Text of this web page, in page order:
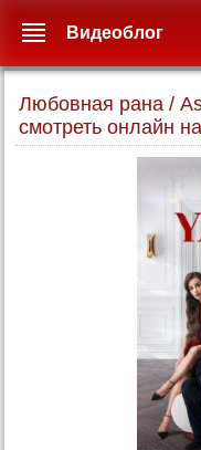
Любовная рана /
смотреть онлайн
Видеоблог